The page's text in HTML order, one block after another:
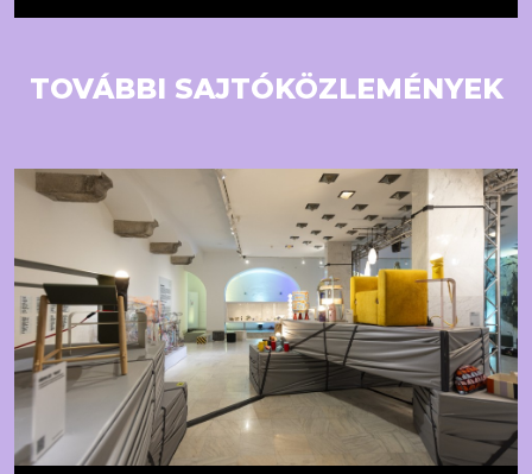
TOVÁBBI SAJTÓKÖZLEMÉNYEK